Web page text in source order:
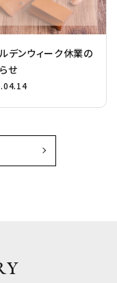
デンウィーク休業の
せ